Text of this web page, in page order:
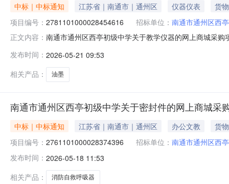
中标｜中标通知 江苏省｜南通市｜通州区 仪器仪表
货物
项目编号： 2781101000028454616 招标单位： 南通市通州区西
正文内容： 南通市通州区西亭初级中学关于教学仪器的网上商城采
码:320612项目所在行政区划名称:江苏省南通市通州区
发布时间： 2026-05-21 09:53
相关产品：
油墨
南通市通州区西亭初级中学关于密封件的网上商城采
中标｜中标通知 江苏省｜南通市｜通州区 办公文教
货物
项目编号： 2761101000028374396 招标单位： 南通市通州区西
发布时间： 2026-05-18 11:53
相关产品：
消防自救呼吸器